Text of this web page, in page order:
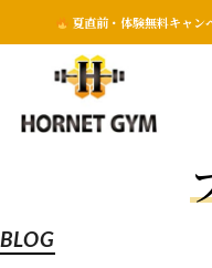
夏直前・体験無料キャン
BLOG